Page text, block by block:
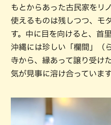
もとからあった古民家をリ
使えるものは残しつつ、モ
す。中に目を向けると、首
沖縄には珍しい「欄間」（
寺から、縁あって譲り受け
気が見事に溶け合っています